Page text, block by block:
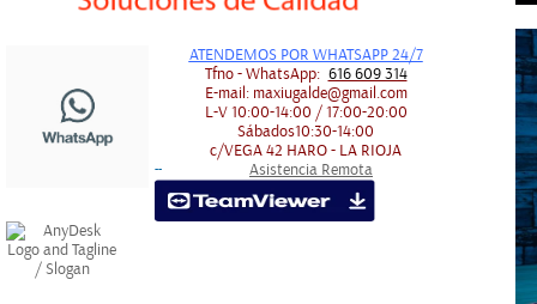
ATENDEMOS POR WHATSAPP 24/7
Tfno - WhatsApp: 616 609 314
E-mail:maxiugalde@gmail.com
L-V10:00-14:00 / 17:00-20:00
Sábados10:30-14:00
c/VEGA 42 HARO - LA RIOJA
-- Asistencia Remota